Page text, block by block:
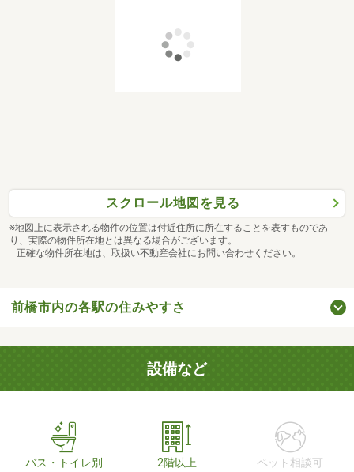
スクロール地図を見る
※地図上に表示される物件の位置は付近住所に所在することを表すものであ
り、実際の物件所在地とは異なる場合がございます。
正確な物件所在地は、取扱い不動産会社にお問い合わせください。
前橋市内の各駅の住みやすさ
設備など
バス・トイレ別 2階以上 ペット相談可